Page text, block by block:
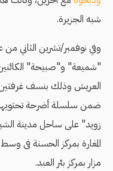
شبه الجزيرة.
"شميعة" و"صبيحة"
العريش وذلك بنسف
ضمن سلسلة أضرحة تحتويها
زويد" على ساحل مدينة
المغارة بمركز الحسنة فى
مزار بمركز بئر العبد.